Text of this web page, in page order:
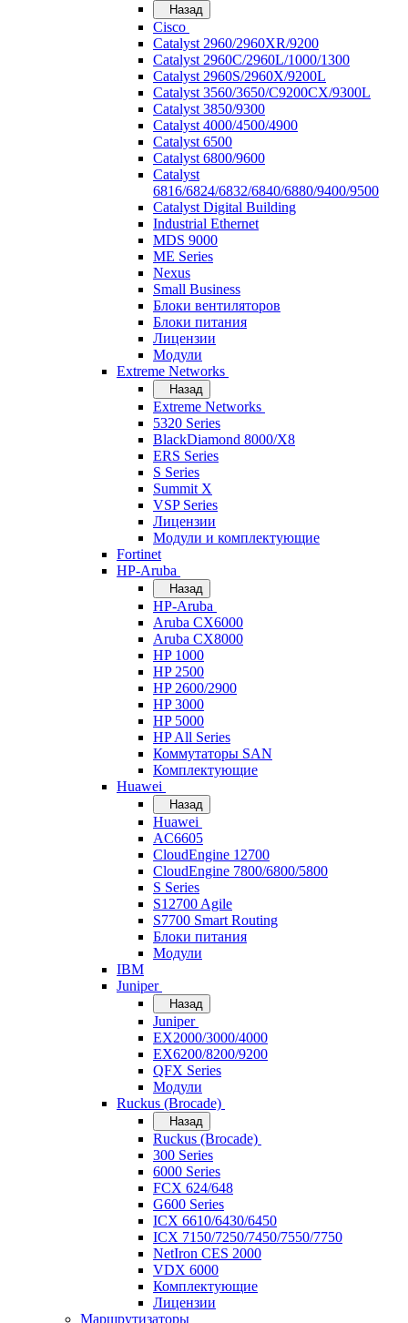
Назад
Cisco
Catalyst 2960/2960XR/9200
Catalyst 2960C/2960L/1000/1300
Catalyst 2960S/2960X/9200L
Catalyst 3560/3650/C9200CX/9300L
Catalyst 3850/9300
Catalyst 4000/4500/4900
Catalyst 6500
Catalyst 6800/9600
Catalyst
6816/6824/6832/6840/6880/9400/9500
Catalyst Digital Building
Industrial Ethernet
MDS 9000
ME Series
Nexus
Small Business
Блоки вентиляторов
Блоки питания
Лицензии
Модули
Extreme Networks
Назад
Extreme Networks
5320 Series
BlackDiamond 8000/X8
ERS Series
S Series
Summit X
VSP Series
Лицензии
Модули и комплектующие
Fortinet
HP-Aruba
Назад
HP-Aruba
Aruba CX6000
Aruba CX8000
HP 1000
HP 2500
HP 2600/2900
HP 3000
HP 5000
HP All Series
Коммутаторы SAN
Комплектующие
Huawei
Назад
Huawei
AC6605
CloudEngine 12700
CloudEngine 7800/6800/5800
S Series
S12700 Agile
S7700 Smart Routing
Блоки питания
Модули
IBM
Juniper
Назад
Juniper
EX2000/3000/4000
EX6200/8200/9200
QFX Series
Модули
Ruckus (Brocade)
Назад
Ruckus (Brocade)
300 Series
6000 Series
FCX 624/648
G600 Series
ICX 6610/6430/6450
ICX 7150/7250/7450/7550/7750
NetIron CES 2000
VDX 6000
Комплектующие
Лицензии
Маршрутизаторы